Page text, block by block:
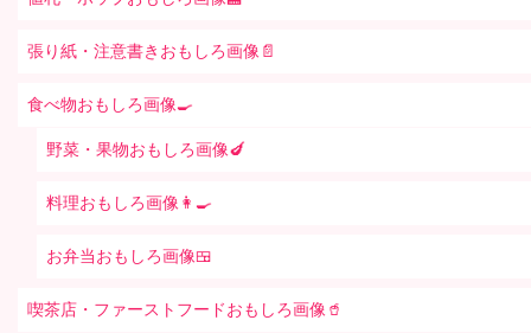
張り紙・注意書きおもしろ画像📄
食べ物おもしろ画像🍳
野菜・果物おもしろ画像🍆
料理おもしろ画像👩‍🍳
お弁当おもしろ画像🍱
喫茶店・ファーストフードおもしろ画像🥤